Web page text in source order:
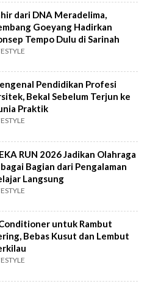
dari DNA Meradelima,
Goeyang Hadirkan
Tempo Dulu di Sarinah
Pendidikan Profesi
Bekal Sebelum Terjun ke
Praktik
RUN 2026 Jadikan Olahraga
Bagian dari Pengalaman
Langsung
untuk Rambut
Bebas Kusut dan Lembut